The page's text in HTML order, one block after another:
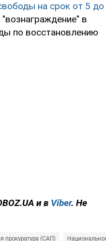
на срок от 5 до
в
по восстановлению
и в Viber. Не
прокуратура (САП)